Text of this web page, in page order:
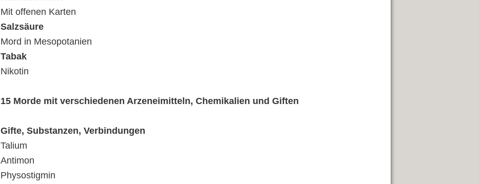
Mit offenen Karten
Salzsäure
Mord in Mesopotanien
Tabak
Nikotin
15 Morde mit verschiedenen Arzeneimitteln, Chemikalien und Giften
Gifte, Substanzen, Verbindungen
Talium
Antimon
Physostigmin